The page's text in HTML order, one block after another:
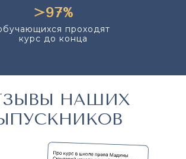
>97%
проходят
курс до конца
НАШИХ